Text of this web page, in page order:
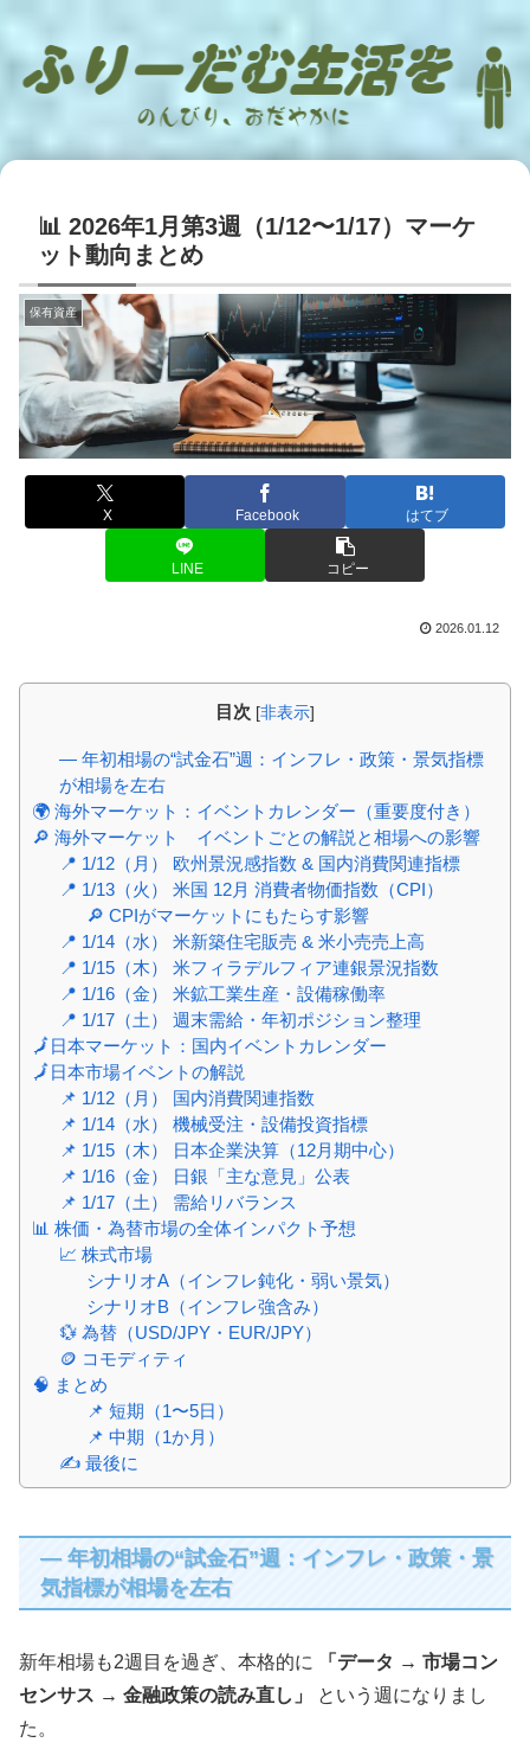
📊 2026年1月第3週（1/12〜1/17）マーケ
ット動向まとめ
保有資産
X Facebook はてブ
LINE コピー
2026.01.12
目次 [非表示]
― 年初相場の“試金石”週：インフレ・政策・景気指標
が相場を左右
🌍 海外マーケット：イベントカレンダー（重要度付き）
🔎 海外マーケット イベントごとの解説と相場への影響
📍 1/12（月） 欧州景況感指数 & 国内消費関連指標
📍 1/13（火） 米国 12月 消費者物価指数（CPI）
🔎 CPIがマーケットにもたらす影響
📍 1/14（水） 米新築住宅販売 & 米小売売上高
📍 1/15（木） 米フィラデルフィア連銀景況指数
📍 1/16（金） 米鉱工業生産・設備稼働率
📍 1/17（土） 週末需給・年初ポジション整理
🗾日本マーケット：国内イベントカレンダー
🗾日本市場イベントの解説
📌 1/12（月） 国内消費関連指数
📌 1/14（水） 機械受注・設備投資指標
📌 1/15（木） 日本企業決算（12月期中心）
📌 1/16（金） 日銀「主な意見」公表
📌 1/17（土） 需給リバランス
📊 株価・為替市場の全体インパクト予想
📈 株式市場
シナリオA（インフレ鈍化・弱い景気）
シナリオB（インフレ強含み）
💱 為替（USD/JPY・EUR/JPY）
🪙 コモディティ
🧠 まとめ
📌 短期（1〜5日）
📌 中期（1か月）
✍️ 最後に
― 年初相場の“試金石”週：インフレ・政策・景
気指標が相場を左右
新年相場も2週目を過ぎ、本格的に
「データ → 市場コン
センサス → 金融政策の読み直し」
という週になりまし
た。